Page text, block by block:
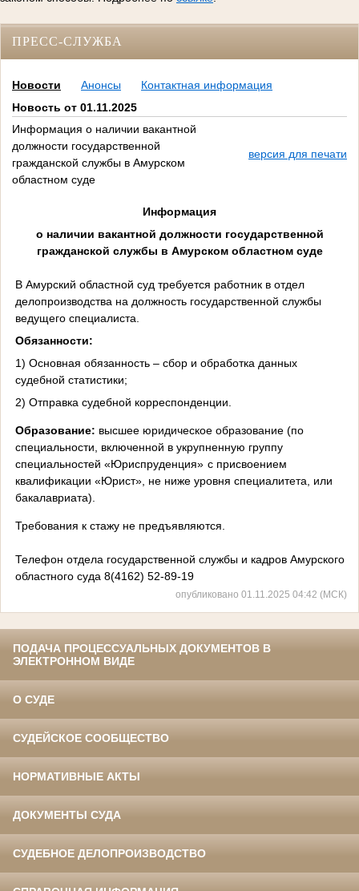
ПРЕСС-СЛУЖБА
Новости Анонсы
Контактная информация
Новость от 01.11.2025
Информация о наличии вакантной
должности государственной
гражданской службы в Амурском
областном суде
версия для печати
Информация
о наличии вакантной должности государственной
гражданской службы в Амурском областном суде
В Амурский областной суд требуется работник в отдел
делопроизводства на должность государственной службы
ведущего специалиста.
Обязанности:
1) Основная обязанность – сбор и обработка данных
судебной статистики;
2) Отправка судебной корреспонденции.
Образование: высшее юридическое образование (по
специальности, включенной в укрупненную группу
специальностей «Юриспруденция» с присвоением
квалификации «Юрист», не ниже уровня специалитета, или
бакалавриата).
Требования к стажу не предъявляются.
Телефон отдела государственной службы и кадров Амурского
областного суда 8(4162) 52-89-19
опубликовано 01.11.2025 04:42 (МСК)
ПОДАЧА ПРОЦЕССУАЛЬНЫХ ДОКУМЕНТОВ В
ЭЛЕКТРОННОМ ВИДЕ
О СУДЕ
СУДЕЙСКОЕ СООБЩЕСТВО
НОРМАТИВНЫЕ АКТЫ
ДОКУМЕНТЫ СУДА
СУДЕБНОЕ ДЕЛОПРОИЗВОДСТВО